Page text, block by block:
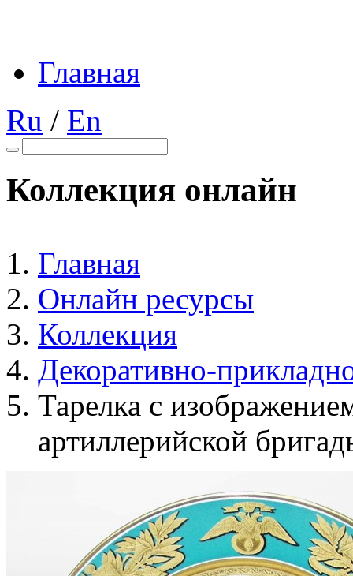
Главная
Ru / En
Коллекция онлайн
Главная
Онлайн ресурсы
Коллекция
Декоративно-
Тарелка с
артиллерийской